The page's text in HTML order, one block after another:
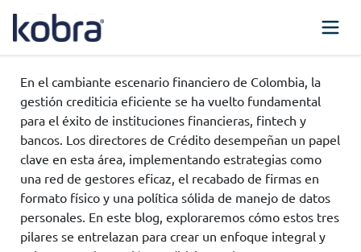
En el cambiante escenario financiero de Colombia, la
gestión crediticia eficiente se ha vuelto fundamental
para el éxito de instituciones financieras, fintech y
bancos. Los directores de Crédito desempeñan un papel
clave en esta área, implementando estrategias como
una red de gestores eficaz, el recabado de firmas en
formato físico y una política sólida de manejo de datos
personales. En este blog, exploraremos cómo estos tres
pilares se entrelazan para crear un enfoque integral y